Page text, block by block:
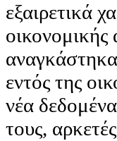
εξαιρετικά
οικονομικής
εντός της
νέα
τους,